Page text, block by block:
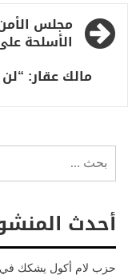
تصفّح
المقالات
مجلس
الأسلحة
مالك عقار:
عن:
أحدث
حزب لام أكول يشكك في